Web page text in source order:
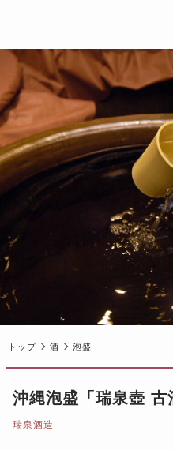
トップ 酒 泡盛
沖縄泡盛「瑞泉壺
瑞泉酒造